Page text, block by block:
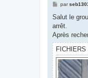
M
s
a
g
par
Salut le
arrêt.
Après